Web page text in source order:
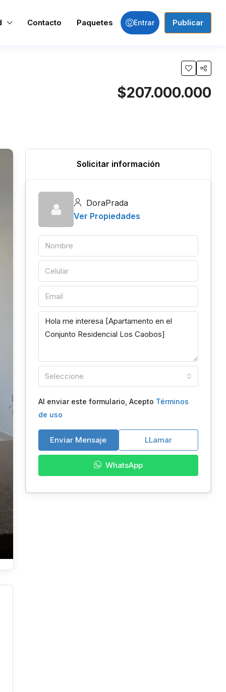
Contacto Paquetes Entrar Publicar
$207.000.000
Solicitar información
DoraPrada
Ver Propiedades
Seleccione
Al enviar este formulario, Acepto Términos
de uso
Enviar Mensaje LLamar
WhatsApp